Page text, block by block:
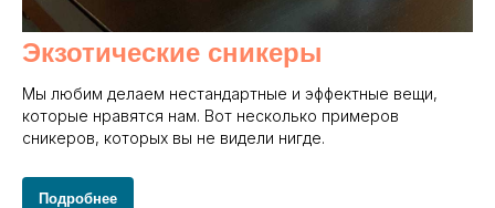
Экзотические сникеры
Мы любим делаем нестандартные и эффектные вещи,
которые нравятся нам. Вот несколько примеров
сникеров, которых вы не видели нигде.
Подробнее